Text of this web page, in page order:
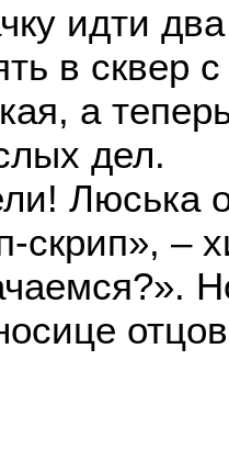
идти два
в сквер
а
дел.
Люська
скрип», –